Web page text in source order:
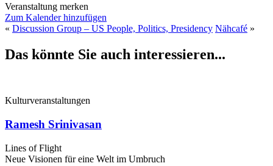
Veranstaltung merken
Zum Kalender hinzufügen
« Discussion Group – US People, Politics, Presidency Nähcafé »
Das könnte Sie auch interessieren...
Kulturveranstaltungen
Ramesh Srinivasan
Lines of Flight
Neue Visionen für eine Welt im Umbruch